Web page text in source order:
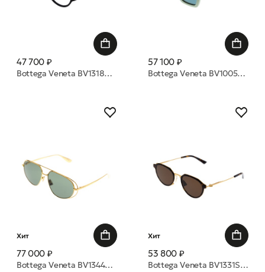
47 700 ₽
Bottega Veneta BV1318S 005 59 очки с/з
57 100 ₽
Bottega Veneta BV1005S 011 53 очки с/з
Хит
77 000 ₽
Bottega Veneta BV1344S 001 61 очки с/з
Хит
53 800 ₽
Bottega Veneta BV1331S 002 50 очки с/з